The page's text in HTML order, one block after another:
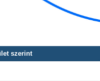
szerint